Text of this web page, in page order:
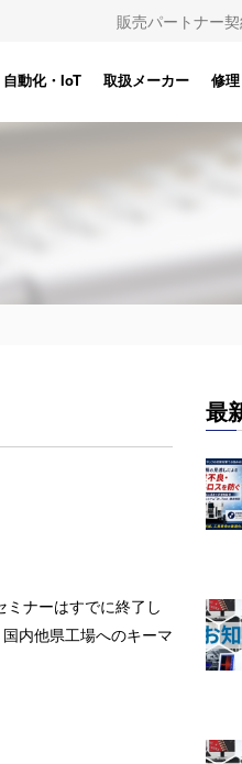
販売パートナー
自動化・IoT 取扱メーカー 修
ナーはすでに終了し
内他県工場へのキーマ
最